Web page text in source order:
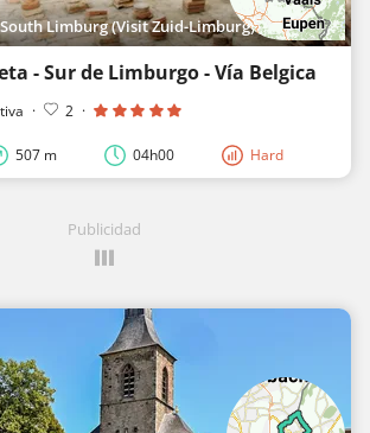
Limburg (Visit Zuid-Limburg)
- Sur de Limburgo - Vía Belgica
· 2 ·
507 m 04h00 Hard
Publicidad